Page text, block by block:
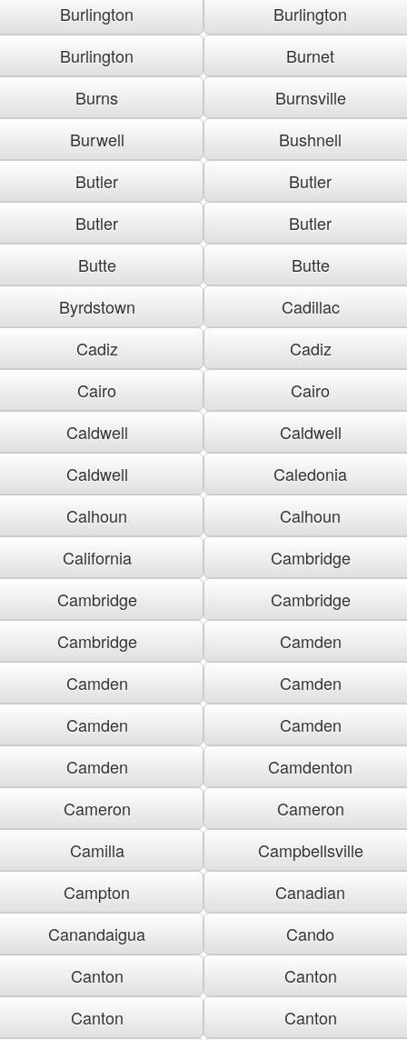
Burlington
Burlington
Burlington
Burnet
Burns
Burnsville
Burwell
Bushnell
Butler
Butler
Butler
Butler
Butte
Butte
Byrdstown
Cadillac
Cadiz
Cadiz
Cairo
Cairo
Caldwell
Caldwell
Caldwell
Caledonia
Calhoun
Calhoun
California
Cambridge
Cambridge
Cambridge
Cambridge
Camden
Camden
Camden
Camden
Camden
Camden
Camdenton
Cameron
Cameron
Camilla
Campbellsville
Campton
Canadian
Canandaigua
Cando
Canton
Canton
Canton
Canton